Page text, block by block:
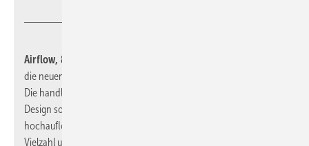
Airflow, 8.0-F79:
die neuen Multifunktionsmessgeräte der Produktserie TA 500.
Die handlichen Messgeräte punkten durch ergonomisches
Design sowie eine intuitiv bedienbare Benutzeroberfläche mit
hochauflösendem Farbdisplay und sind für den Einsatz mit einer
Vielzahl unterschiedlicher Plug-in-Sonden zur Messung von